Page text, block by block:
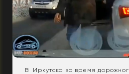
В Иркутска во время